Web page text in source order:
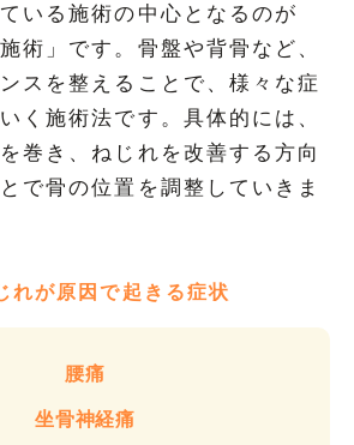
いる施術の中心となるのが
術」です。骨盤や背骨など、
スを整えることで、様々な症
く施術法です。具体的には、
巻き、ねじれを改善する方向
で骨の位置を調整していきま
れが原因で起きる症状
腰痛
坐骨神経痛